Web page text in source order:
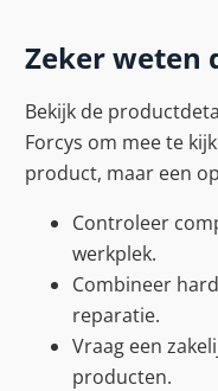
Zeker weten
Bekijk de
Forcys om mee te
product, maar een
Controleer
werkplek.
Combineer
reparatie.
Vraag een
producten.